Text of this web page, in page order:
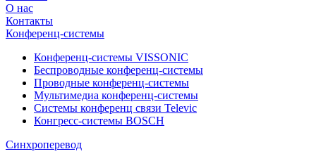
О нас
Контакты
Конференц-системы
Конференц-системы VISSONIC
Беспроводные конференц-системы
Проводные конференц-системы
Мультимедиа конференц-системы
Системы конференц связи Televic
Конгресс-системы BOSCH
Синхроперевод